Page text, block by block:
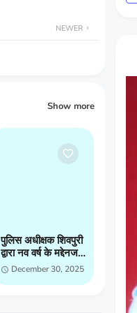
NEWER
Show more
पुलिस अधीक्षक शिवपुरी
द्वारा नव वर्ष के मद्देनजर
मय फोर्स के शहर मे
भ्रमण कर कानून
December 30, 2025